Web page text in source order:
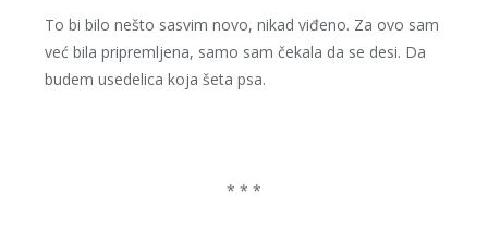
To bi bilo nešto sasvim novo, nikad viđeno. Za ovo sam
već bila pripremljena, samo sam čekala da se desi. Da
budem usedelica koja šeta psa.
* * *